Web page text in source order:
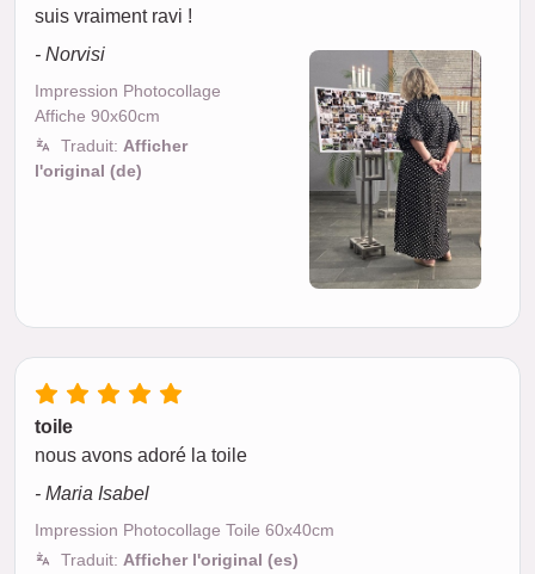
suis vraiment ravi !
- Norvisi
Impression Photocollage
Affiche 90x60cm
Traduit: Afficher
l'original (de)
toile
nous avons adoré la toile
- Maria Isabel
Impression Photocollage Toile 60x40cm
Traduit: Afficher l'original (es)